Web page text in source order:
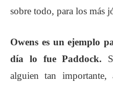
sobre todo, para los más
Owens es un ejemplo
día lo fue Paddock.
alguien tan